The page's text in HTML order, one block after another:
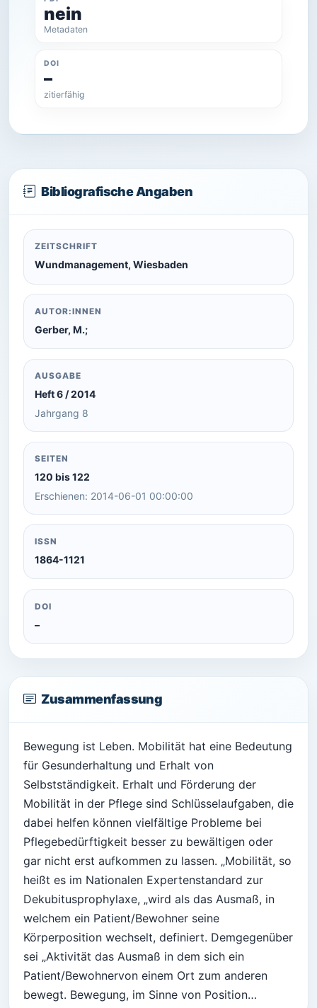
nein
Metadaten
DOI
–
zitierfähig
Bibliografische Angaben
ZEITSCHRIFT
Wundmanagement, Wiesbaden
AUTOR:INNEN
Gerber, M.;
AUSGABE
Heft 6 / 2014
Jahrgang 8
SEITEN
120 bis 122
Erschienen: 2014-06-01 00:00:00
ISSN
1864-1121
DOI
–
Zusammenfassung
Bewegung ist Leben. Mobilität hat eine Bedeutung
für Gesunderhaltung und Erhalt von
Selbstständigkeit. Erhalt und Förderung der
Mobilität in der Pflege sind Schlüsselaufgaben, die
dabei helfen können vielfältige Probleme bei
Pflegebedürftigkeit besser zu bewältigen oder
gar nicht erst aufkommen zu lassen. „Mobilität, so
heißt es im Nationalen Expertenstandard zur
Dekubitusprophylaxe, „wird als das Ausmaß, in
welchem ein Patient/Bewohner seine
Körperposition wechselt, definiert. Demgegenüber
sei „Aktivität das Ausmaß in dem sich ein
Patient/Bewohnervon einem Ort zum anderen
bewegt. Bewegung, im Sinne von Position…